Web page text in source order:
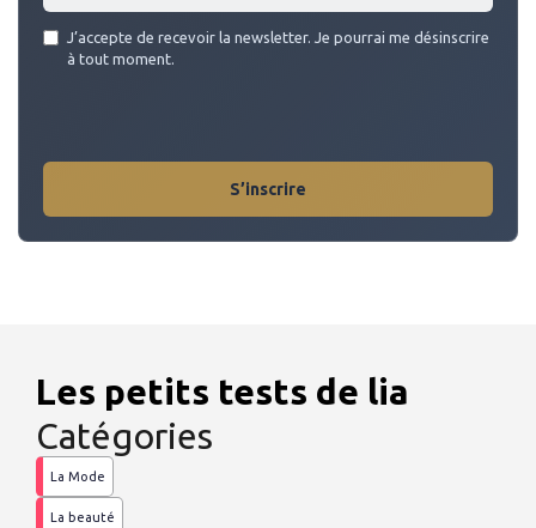
address
J’accepte de recevoir la newsletter. Je pourrai me désinscrire
à tout moment.
S’inscrire
Les petits tests de lia
Catégories
La Mode
La beauté